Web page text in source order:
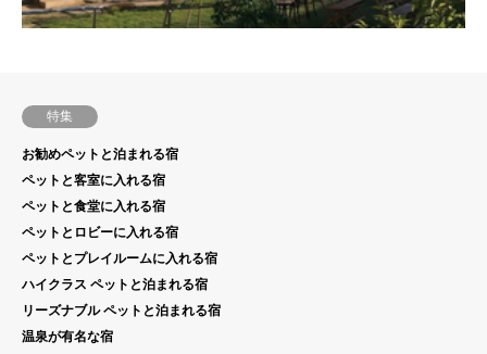
特集
お勧めペットと泊まれる宿
ペットと客室に入れる宿
ペットと食堂に入れる宿
ペットとロビーに入れる宿
ペットとプレイルームに入れる宿
ハイクラス ペットと泊まれる宿
リーズナブル ペットと泊まれる宿
温泉が有名な宿